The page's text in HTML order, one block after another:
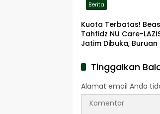
Berita
Kuota Terbatas!
Tahfidz NU Care-
Jatim Dibuka,
Tinggalkan
Alamat email Anda